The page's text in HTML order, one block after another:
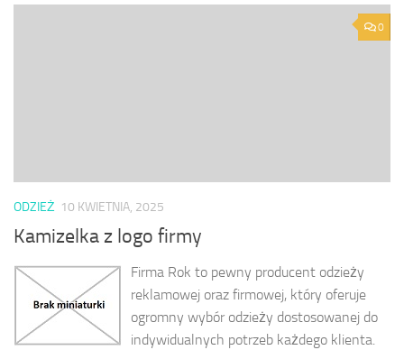
0
ODZIEŻ 10 KWIETNIA, 2025
Kamizelka z logo firmy
Firma Rok to pewny producent odzieży
reklamowej oraz firmowej, który oferuje
ogromny wybór odzieży dostosowanej do
indywidualnych potrzeb każdego klienta.